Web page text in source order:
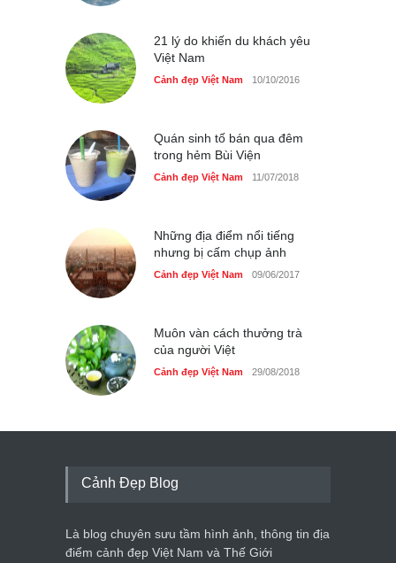
21 lý do khiến du khách yêu
Việt Nam
Cảnh đẹp Việt Nam 10/10/2016
Quán sinh tố bán qua đêm
trong hẻm Bùi Viện
Cảnh đẹp Việt Nam 11/07/2018
Những địa điểm nổi tiếng
nhưng bị cấm chụp ảnh
Cảnh đẹp Việt Nam 09/06/2017
Muôn vàn cách thưởng trà
của người Việt
Cảnh đẹp Việt Nam 29/08/2018
Cảnh Đẹp Blog
Là blog chuyên sưu tầm hình ảnh, thông tin địa
điểm cảnh đẹp Việt Nam và Thế Giới